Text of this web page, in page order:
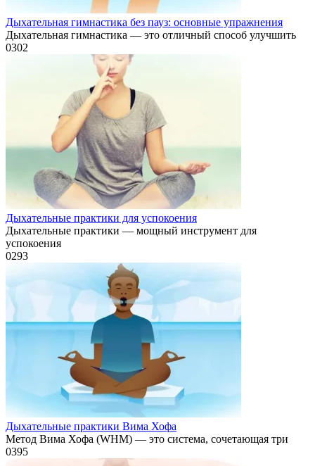
Дыхательная гимнастика без пауз: основные упражнения
Дыхательная гимнастика — это отличный способ улучшить
0302
Дыхательные практики для успокоения
Дыхательные практики — мощный инструмент для
успокоения
0293
Дыхательные практики Вима Хофа
Метод Вима Хофа (WHM) — это система, сочетающая три
0395